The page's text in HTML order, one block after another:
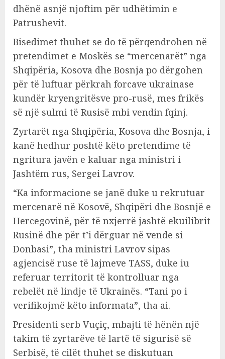
dhënë asnjë njoftim për udhëtimin e
Patrushevit.
Bisedimet thuhet se do të përqendrohen në
pretendimet e Moskës se “mercenarët” nga
Shqipëria, Kosova dhe Bosnja po dërgohen
për të luftuar përkrah forcave ukrainase
kundër kryengritësve pro-rusë, mes frikës
së një sulmi të Rusisë mbi vendin fqinj.
Zyrtarët nga Shqipëria, Kosova dhe Bosnja, i
kanë hedhur poshtë këto pretendime të
ngritura javën e kaluar nga ministri i
Jashtëm rus, Sergei Lavrov.
“Ka informacione se janë duke u rekrutuar
mercenarë në Kosovë, Shqipëri dhe Bosnjë e
Hercegovinë, për të nxjerrë jashtë ekuilibrit
Rusinë dhe për t’i dërguar në vende si
Donbasi”, tha ministri Lavrov sipas
agjencisë ruse të lajmeve TASS, duke iu
referuar territorit të kontrolluar nga
rebelët në lindje të Ukrainës. “Tani po i
verifikojmë këto informata”, tha ai.
Presidenti serb Vuçiç, mbajti të hënën një
takim të zyrtarëve të lartë të sigurisë së
Serbisë, të cilët thuhet se diskutuan